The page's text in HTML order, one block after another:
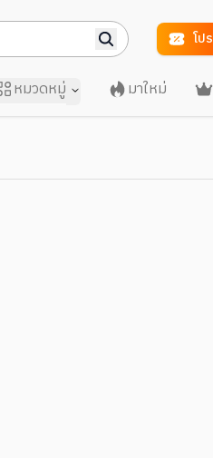
โป
หมวดหมู่ มาใหม่